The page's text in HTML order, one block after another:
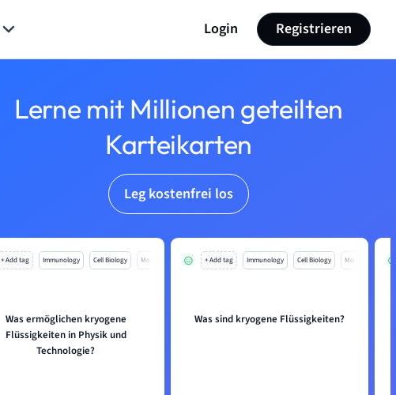
Login Registrieren
Lerne mit Millionen geteilten
Karteikarten
Leg kostenfrei los
+ Add tag Immunology Cell Biology Mo
Was ermöglichen kryogene
Flüssigkeiten in Physik und
Technologie?
+ Add tag Immunology Cell Biology Mo
Was sind kryogene Flüssigkeiten?